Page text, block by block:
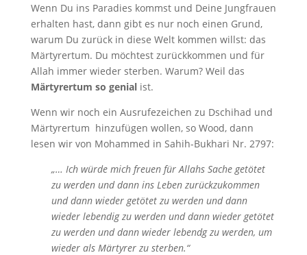
Wenn Du ins Paradies kommst und Deine Jungfrauen
erhalten hast, dann gibt es nur noch einen Grund,
warum Du zurück in diese Welt kommen willst: das
Märtyrertum. Du möchtest zurückkommen und für
Allah immer wieder sterben. Warum? Weil das
Märtyrertum so genialist.
Wenn wir noch ein Ausrufezeichen zu Dschihad und
Märtyrertum hinzufügen wollen, so Wood, dann
lesen wir von Mohammed in Sahih-Bukhari Nr. 2797:
„… Ich würde mich freuen für Allahs Sache getötet
zu werden und dann ins Leben zurückzukommen
und dann wieder getötet zu werden und dann
wieder lebendig zu werden und dann wieder getötet
zu werden und dann wieder lebendg zu werden, um
wieder als Märtyrer zu sterben.“